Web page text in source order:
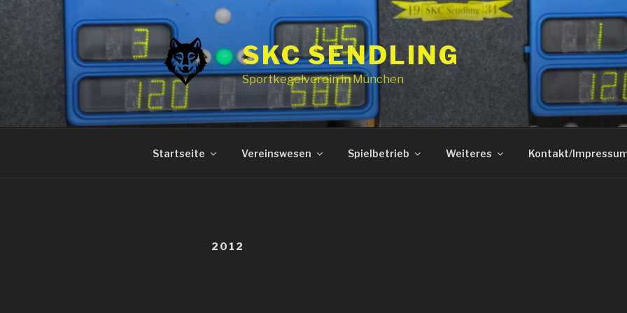
Zum
Inhalt
springen
SKC SENDLING
Sportkegelverein in München
Startseite Vereinswesen Spielbetrieb Weiteres Kontakt/
2012